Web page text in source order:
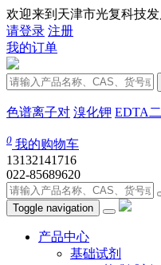
欢迎来到天津市光复科技
请登录 注册
我的订单
色谱离子对 溴化钾 EDTA
0 我的购物车
13132141716
022-85689620
Toggle navigation
产品中心
基础试剂